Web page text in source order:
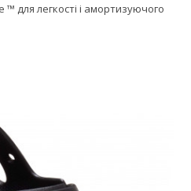
™ для легкості і амортизуючого